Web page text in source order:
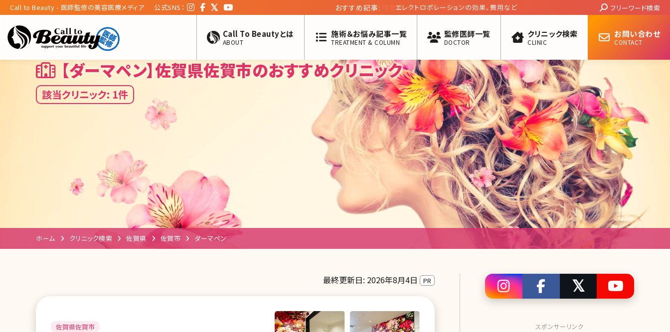
Call to Beauty - 医師監修の美容医療メディア 公式SNS： おすすめ記事: エレクトロポレーションの効果、費用など Search:
フリーワード検索
Call To Beautyとは
ABOUT
施術＆お悩み記事一覧
TREATMENT & COLUMN
監修医師一覧
DOCTOR
クリニック検索
CLINIC
お問い合わせ
CONTACT
【ダーマペン】佐賀県佐賀市のおすすめクリニック
該当クリニック: 1件
ホーム クリニック検索 佐賀県 佐賀市 ダーマペン
最終更新日: 2026年8月4日 PR
佐賀県佐賀市 スポンサーリンク